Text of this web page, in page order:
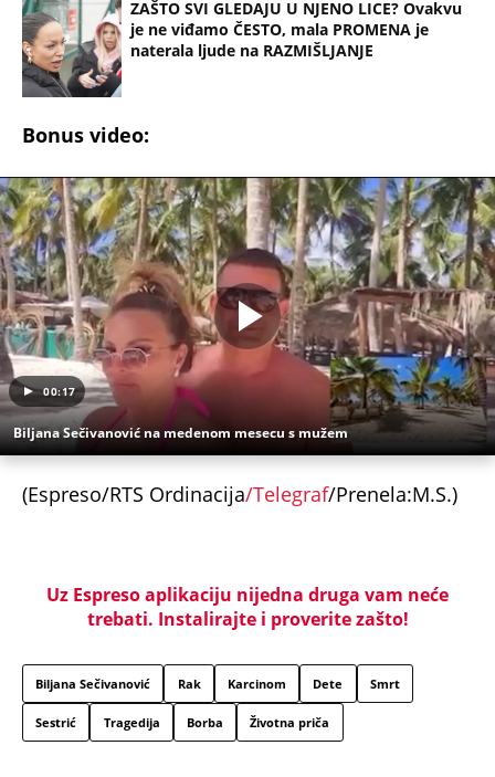
ZAŠTO SVI GLEDAJU U NJENO LICE? Ovakvu
je ne viđamo ČESTO, mala PROMENA je
naterala ljude na RAZMIŠLJANJE
Bonus video:
00:17
Biljana Sečivanović na medenom mesecu s mužem
(Espreso/RTS Ordinacija/Telegraf/Prenela:M.S.)
Uz Espreso aplikaciju nijedna druga vam neće
trebati. Instalirajte i proverite zašto!
Biljana Sečivanović Rak Karcinom Dete Smrt
Sestrić Tragedija Borba Životna priča